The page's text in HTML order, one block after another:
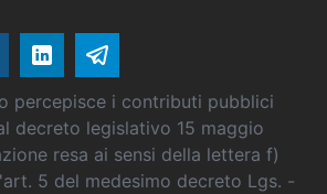
percepisce i contributi pubblici
decreto legislativo 15 maggio
resa ai sensi della lettera f)
5 del medesimo decreto Lgs. -